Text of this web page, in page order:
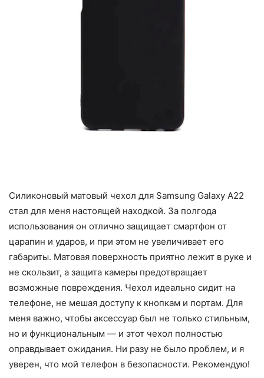
Силиконовый матовый чехол для Samsung Galaxy A22
стал для меня настоящей находкой. За полгода
использования он отлично защищает смартфон от
царапин и ударов, и при этом не увеличивает его
габариты. Матовая поверхность приятно лежит в руке и
не скользит, а защита камеры предотвращает
возможные повреждения. Чехол идеально сидит на
телефоне, не мешая доступу к кнопкам и портам. Для
меня важно, чтобы аксессуар был не только стильным,
но и функциональным — и этот чехол полностью
оправдывает ожидания. Ни разу не было проблем, и я
уверен, что мой телефон в безопасности. Рекомендую!